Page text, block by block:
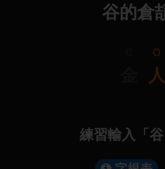
谷的倉
o
人
練習輸入「